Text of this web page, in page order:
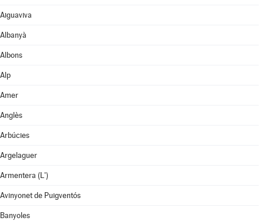
Aiguaviva
Albanyà
Albons
Alp
Amer
Anglès
Arbúcies
Argelaguer
Armentera (L')
Avinyonet de Puigventós
Banyoles